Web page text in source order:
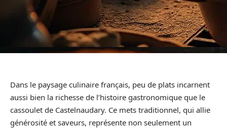
Dans le paysage culinaire français, peu de plats incarnent
aussi bien la richesse de l’histoire gastronomique que le
cassoulet de Castelnaudary. Ce mets traditionnel, qui allie
générosité et saveurs, représente non seulement un